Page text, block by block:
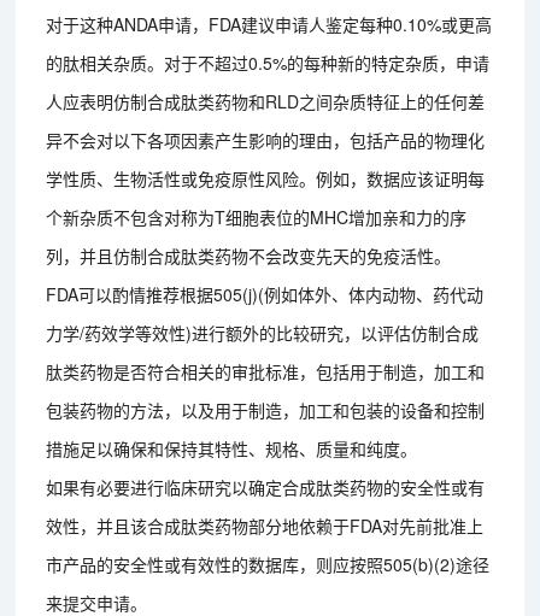
对于这种ANDA申请，FDA建议申请人鉴定每种0.10%或更高
的肽相关杂质。对于不超过0.5%的每种新的特定杂质，申请
人应表明仿制合成肽类药物和RLD之间杂质特征上的任何差
异不会对以下各项因素产生影响的理由，包括产品的物理化
学性质、生物活性或免疫原性风险。例如，数据应该证明每
个新杂质不包含对称为T细胞表位的MHC增加亲和力的序
列，并且仿制合成肽类药物不会改变先天的免疫活性。
FDA可以酌情推荐根据505(j)(例如体外、体内动物、药代动
力学/药效学等效性)进行额外的比较研究，以评估仿制合成
肽类药物是否符合相关的审批标准，包括用于制造，加工和
包装药物的方法，以及用于制造，加工和包装的设备和控制
措施足以确保和保持其特性、规格、质量和纯度。
如果有必要进行临床研究以确定合成肽类药物的安全性或有
效性，并且该合成肽类药物部分地依赖于FDA对先前批准上
市产品的安全性或有效性的数据库，则应按照505(b)(2)途径
来提交申请。